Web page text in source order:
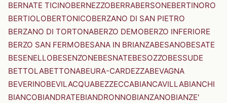
BERNATE TICINOBERNEZZOBERRABERSONEBERTINORO
BERTIOLOBERTONICOBERZANO DI SAN PIETRO
BERZANO DI TORTONABERZO DEMOBERZO INFERIORE
BERZO SAN FERMOBESANA IN BRIANZABESANOBESATE
BESENELLOBESENZONEBESNATEBESOZZOBESSUDE
BETTOLABETTONABEURA-CARDEZZABEVAGNA
BEVERINOBEVILACQUABEZZECCABIANCAVILLABIANCHI
BIANCOBIANDRATEBIANDRONNOBIANZANOBIANZE'